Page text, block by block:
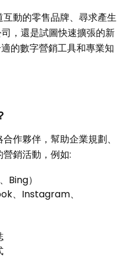
動的零售品牌、尋求產生
，還是試圖快速擴張的新
的數字營銷工具和專業知
作夥伴，幫助企業規劃、
銷活動，例如:
Bing）
、Instagram、